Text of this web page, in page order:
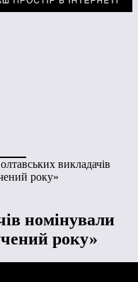
викладачів
року»
номінували
року»